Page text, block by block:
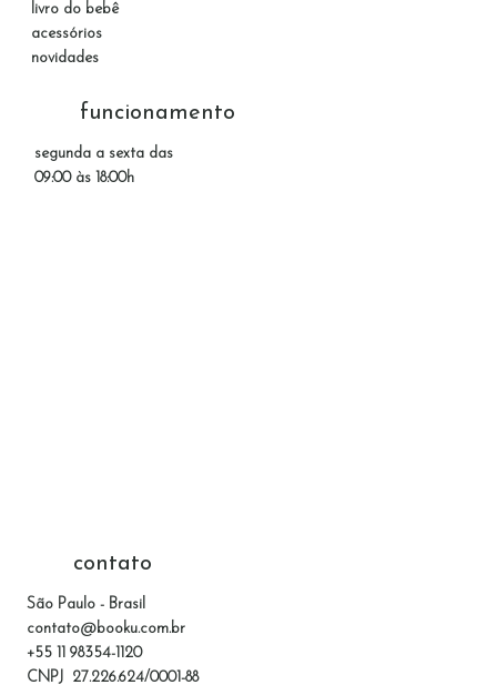
contato
São Paulo - Brasil
contato@booku.com.br
+55 11 98354-1120
CNPJ 27.226.624/0001-88
livro do bebê
acessórios
novidades
funcionamento
segunda a sexta das
09:00 às 18:00h